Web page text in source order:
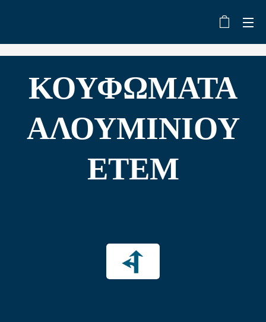
ΚΟΥΦΩΜΑΤΑ
ΑΛΟΥΜΙΝΙΟΥ
ΕΤΕΜ